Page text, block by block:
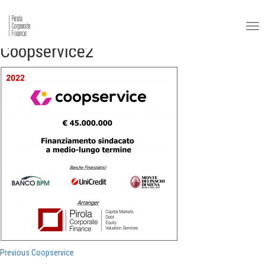
Coopservice2
Navigazione
Previous Previous
Coopservice